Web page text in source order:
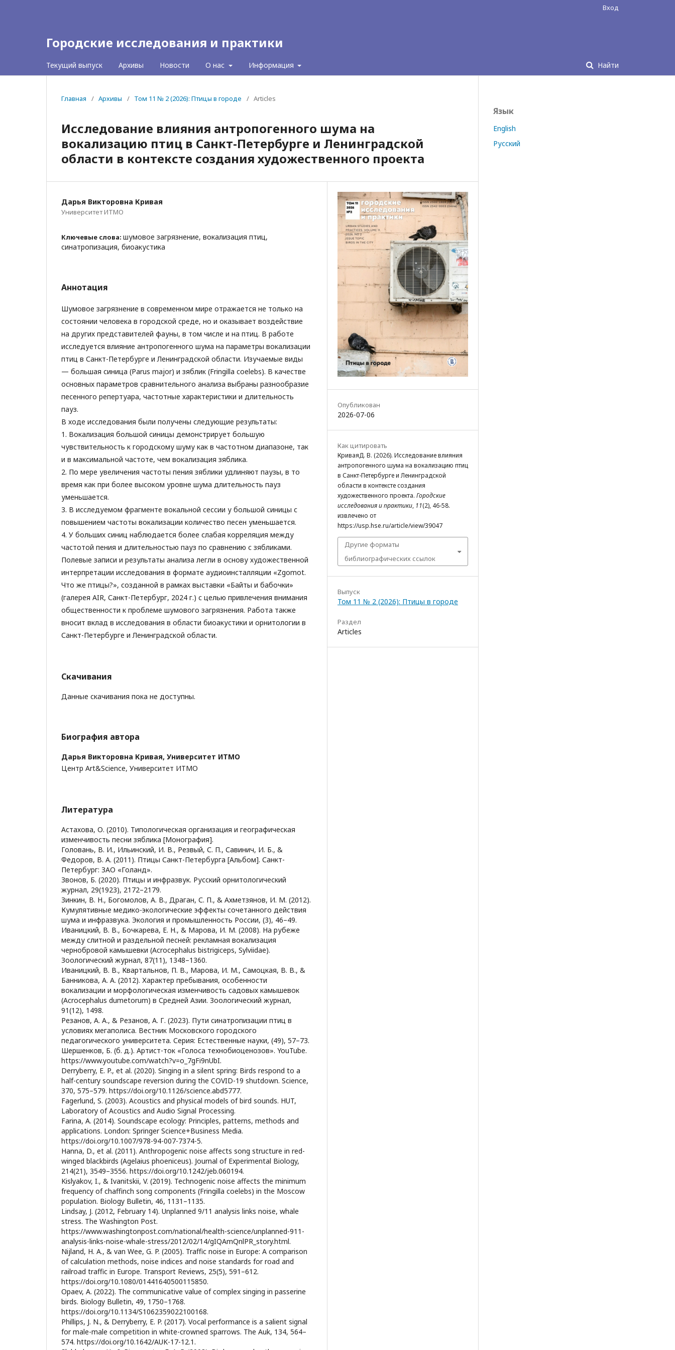
Городские исследования и практики
Текущий выпуск Архивы Новости О нас Информация Найти
Вход
Главная / Архивы / Том 11 № 2 (2026): Птицы в городе / Articles
Исследование влияния антропогенного шума на
вокализацию птиц в Санкт-Петербурге и Ленинградской
области в контексте создания художественного проекта
Дарья Викторовна Кривая
Университет ИТМО
Ключевые слова: шумовое загрязнение, вокализация птиц,
синатропизация, биоакустика
Аннотация
Шумовое загрязнение в современном мире отражается не только на
состоянии человека в городской среде, но и оказывает воздействие
на других представителей фауны, в том числе и на птиц. В работе
исследуется влияние антропогенного шума на параметры вокализации
птиц в Санкт-Петербурге и Ленинградской области. Изучаемые виды
— большая синица (Parus major) и зяблик (Fringilla coelebs). В качестве
основных параметров сравнительного анализа выбраны разнообразие
песенного репертуара, частотные характеристики и длительность
пауз.
В ходе исследования были получены следующие результаты:
1. Вокализация большой синицы демонстрирует большую
чувствительность к городскому шуму как в частотном диапазоне, так
и в максимальной частоте, чем вокализация зяблика.
2. По мере увеличения частоты пения зяблики удлиняют паузы, в то
время как при более высоком уровне шума длительность пауз
уменьшается.
3. В исследуемом фрагменте вокальной сессии у большой синицы с
повышением частоты вокализации количество песен уменьшается.
4. У больших синиц наблюдается более слабая корреляция между
частотой пения и длительностью пауз по сравнению с зябликами.
Полевые записи и результаты анализа легли в основу художественной
интерпретации исследования в формате аудиоинсталляции «Zgomot.
Что же птицы?», созданной в рамках выставки «Байты и бабочки»
(галерея AIR, Санкт-Петербург, 2024 г.) с целью привлечения внимания
общественности к проблеме шумового загрязнения. Работа также
вносит вклад в исследования в области биоакустики и орнитологии в
Санкт-Петербурге и Ленинградской области.
Скачивания
Данные скачивания пока не доступны.
Биография автора
Дарья Викторовна Кривая, Университет ИТМО
Центр Art&Science, Университет ИТМО
Литература
Астахова, О. (2010). Типологическая организация и географическая
изменчивость песни зяблика [Монография].
Головань, В. И., Ильинский, И. В., Резвый, С. П., Савинич, И. Б., &
Федоров, В. А. (2011). Птицы Санкт-Петербурга [Альбом]. Санкт-
Петербург: ЗАО «Голанд».
Звонов, Б. (2020). Птицы и инфразвук. Русский орнитологический
журнал, 29(1923), 2172–2179.
Зинкин, В. Н., Богомолов, А. В., Драган, С. П., & Ахметзянов, И. М. (2012).
Кумулятивные медико-экологические эффекты сочетанного действия
шума и инфразвука. Экология и промышленность России, (3), 46–49.
Иваницкий, В. В., Бочкарева, Е. Н., & Марова, И. М. (2008). На рубеже
между слитной и раздельной песней: рекламная вокализация
чернобровой камышевки (Acrocephalus bistrigiceps, Sylviidae).
Зоологический журнал, 87(11), 1348–1360.
Иваницкий, В. В., Квартальнов, П. В., Марова, И. М., Самоцкая, В. В., &
Банникова, А. А. (2012). Характер пребывания, особенности
вокализации и морфологическая изменчивость садовых камышевок
(Acrocephalus dumetorum) в Средней Азии. Зоологический журнал,
91(12), 1498.
Резанов, А. А., & Резанов, А. Г. (2023). Пути синатропизации птиц в
условиях мегаполиса. Вестник Московского городского
педагогического университета. Серия: Естественные науки, (49), 57–73.
Шершенков, Б. (б. д.). Артист-ток «Голоса технобиоценозов». YouTube.
https://www.youtube.com/watch?v=o_7gFi9nUbI.
Derryberry, E. P., et al. (2020). Singing in a silent spring: Birds respond to a
half-century soundscape reversion during the COVID-19 shutdown. Science,
370, 575–579. https://doi.org/10.1126/science.abd5777.
Fagerlund, S. (2003). Acoustics and physical models of bird sounds. HUT,
Laboratory of Acoustics and Audio Signal Processing.
Farina, A. (2014). Soundscape ecology: Principles, patterns, methods and
applications. London: Springer Science+Business Media.
https://doi.org/10.1007/978-94-007-7374-5.
Hanna, D., et al. (2011). Anthropogenic noise affects song structure in red-
winged blackbirds (Agelaius phoeniceus). Journal of Experimental Biology,
214(21), 3549–3556. https://doi.org/10.1242/jeb.060194.
Kislyakov, I., & Ivanitskii, V. (2019). Technogenic noise affects the minimum
frequency of chaffinch song components (Fringilla coelebs) in the Moscow
population. Biology Bulletin, 46, 1131–1135.
Lindsay, J. (2012, February 14). Unplanned 9/11 analysis links noise, whale
stress. The Washington Post.
https://www.washingtonpost.com/national/health-science/unplanned-911-
analysis-links-noise-whale-stress/2012/02/14/gIQAmQnlPR_story.html.
Nijland, H. A., & van Wee, G. P. (2005). Traffic noise in Europe: A comparison
of calculation methods, noise indices and noise standards for road and
railroad traffic in Europe. Transport Reviews, 25(5), 591–612.
https://doi.org/10.1080/01441640500115850.
Opaev, A. (2022). The communicative value of complex singing in passerine
birds. Biology Bulletin, 49, 1750–1768.
https://doi.org/10.1134/S1062359022100168.
Phillips, J. N., & Derryberry, E. P. (2017). Vocal performance is a salient signal
for male-male competition in white-crowned sparrows. The Auk, 134, 564–
574. https://doi.org/10.1642/AUK-17-12.1.
Опубликован
2026-07-06
Как цитировать
КриваяД. В. (2026). Исследование влияния
антропогенного шума на вокализацию птиц
в Санкт-Петербурге и Ленинградской
области в контексте создания
художественного проекта. Городские
исследования и практики, 11(2), 46-58.
извлечено от
https://usp.hse.ru/article/view/39047
Другие форматы
библиографических ссылок
Выпуск
Том 11 № 2 (2026): Птицы в городе
Раздел
Articles
Язык
English
Русский